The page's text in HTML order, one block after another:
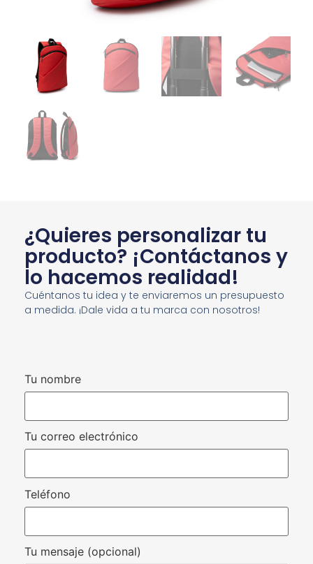
¿Quieres personalizar tu
producto? ¡Contáctanos y
lo hacemos realidad!
Cuéntanos tu idea y te enviaremos un presupuesto
a medida. ¡Dale vida a tu marca con nosotros!
Tu nombre
Tu correo electrónico
Teléfono
Tu mensaje (opcional)